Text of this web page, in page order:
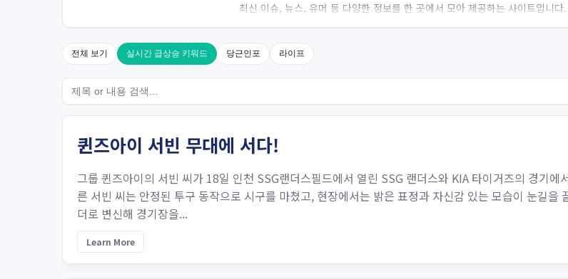
최신 이슈, 뉴스, 유머 등 다양한 정보를 한 곳에서 모아 제공하는 사이트입니
전체 보기 실시간 급상승 키워드 당근인포 라이프
퀸즈아이 서빈 무대에 서다!
그룹 퀸즈아이의 서빈 씨가 18일 인천 SSG랜더스필드에서 열린 SSG 랜더스와 KIA 타이거즈의 경기
른 서빈 씨는 안정된 투구 동작으로 시구를 마쳤고, 현장에서는 밝은 표정과 자신감 있는 모습이 눈길
더로 변신해 경기장을...
Learn More